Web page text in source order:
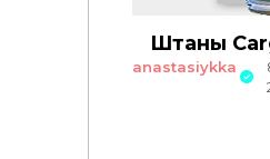
Штаны
anastasiykka